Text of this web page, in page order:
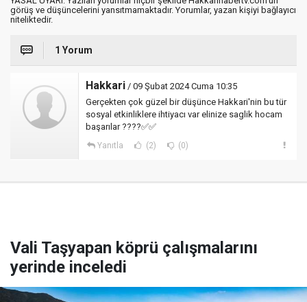
görüş ve düşüncelerini yansıtmamaktadır. Yorumlar, yazan kişiyi bağlayıcı
niteliktedir.
1 Yorum
Hakkari / 09 Şubat 2024 Cuma 10:35
Gerçekten çok güzel bir düşünce Hakkari'nin bu tür
sosyal etkinliklere ihtiyacı var elinize saglik hocam
başarılar ????✅✅
Yanıtla (2) (0)
Vali Taşyapan köprü çalışmalarını
yerinde inceledi